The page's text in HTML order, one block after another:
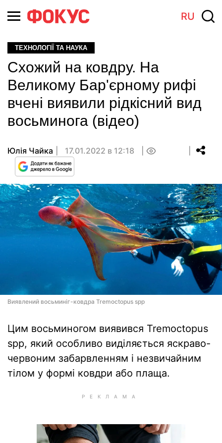
RU
ТЕХНОЛОГІЇ ТА НАУКА
Схожий на ковдру. На
Великому Бар'єрному рифі
вчені виявили рідкісний вид
восьминога (відео)
Юлія Чайка 17.01.2022 в 12:18
Виявлений восьминіг-ковдра Tremoctopus spp
Цим восьминогом виявився Tremoctopus
spp, який особливо виділяється яскраво-
червоним забарвленням і незвичайним
тілом у формі ковдри або плаща.